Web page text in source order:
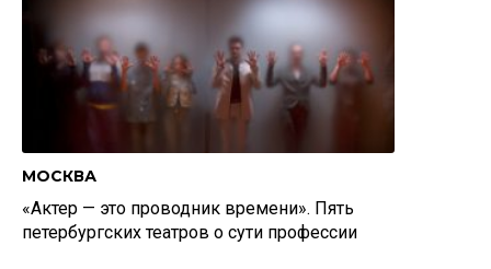
МОСКВА
«Актер — это проводник времени». Пять
петербургских театров о сути профессии